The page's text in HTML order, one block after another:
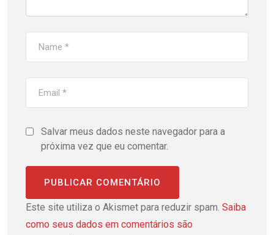
Salvar meus dados neste navegador para a
próxima vez que eu comentar.
Este site utiliza o Akismet para reduzir spam. Saiba
como seus dados em comentários são